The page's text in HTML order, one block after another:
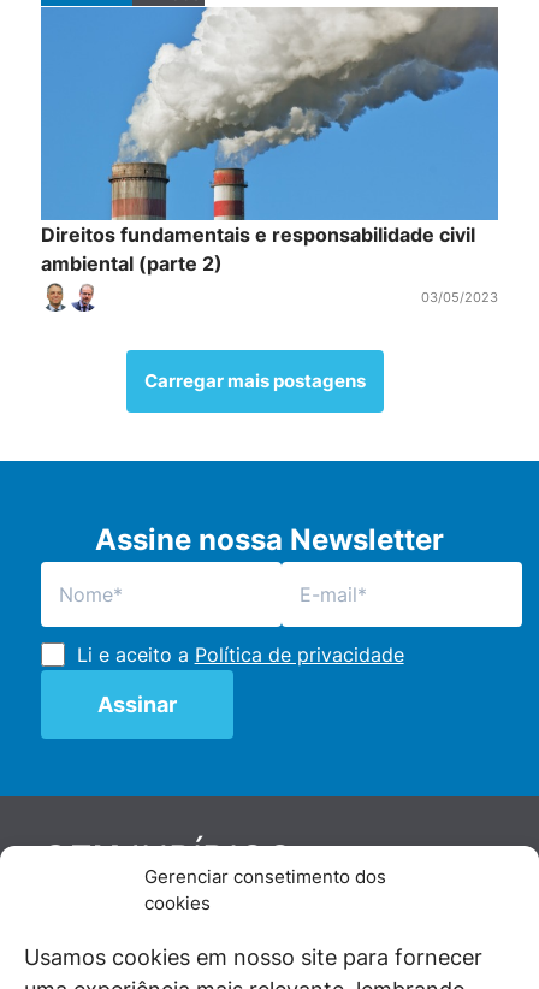
Gerenciar consetimento dos
cookies
Usamos cookies em nosso site para fornecer
Direitos fundamentais e responsabilidade civil
ambiental (parte 2)
03/05/2023
Carregar mais postagens
Assine nossa Newsletter
Li e aceito a Política de privacidade
GENJURÍDICO
De maneira independente, os autores e
juristas e doutrinadores nacionais, se posicionam
diante de questões relevantes do cotidiano e